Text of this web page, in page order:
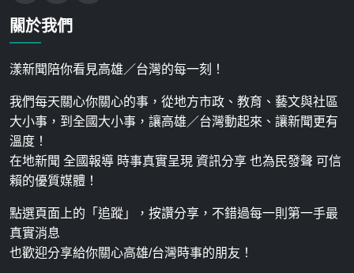
關於我們
漾新聞陪你看見高雄／台灣的每一刻！
我們每天關心你關心的事，從地方市政、教育、藝文與社區
大小事，到全國大小事，讓高雄／台灣動起來、讓新聞更有
溫度！
在地新聞 全國報導 時事真實呈現 資訊分享 也為民發聲 可信
賴的優質媒體！
點選頁面上的「追蹤」，按讚分享，不錯過每一則第一手最
真實消息
也歡迎分享給你關心高雄/台灣時事的朋友！